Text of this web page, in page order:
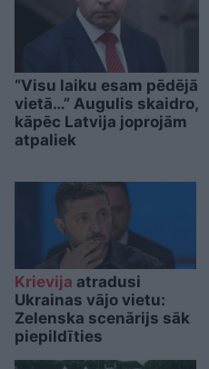
“Visu laiku esam pēdējā
vietā…” Augulis skaidro,
kāpēc Latvija joprojām
atpaliek
Krievija atradusi
Ukrainas vājo vietu:
Zelenska scenārijs sāk
piepildīties